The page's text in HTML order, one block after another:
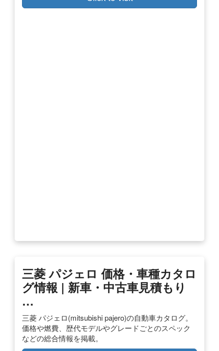
三菱 パジェロ 価格・車種カタロ
グ情報 | 新車・中古車見積もり
…
三菱 パジェロ(mitsubishi pajero)の自動車カタログ。
価格や燃費、歴代モデルやグレードごとのスペック
などの総合情報を掲載。